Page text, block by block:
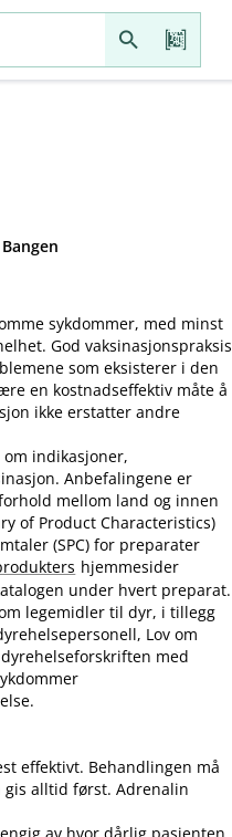
sykdommer, med minst
God vaksinasjonspraksis
som eksisterer i den
en kostnadseffektiv måte å
ikke erstatter andre
om indikasjoner,
Anbefalingene er
mellom land og innen
of Product Characteristics)
(SPC) for preparater
hjemmesider
under hvert preparat.
legemidler til dyr, i tillegg
Lov om
med
effektivt. Behandlingen må
gis alltid først. Adrenalin